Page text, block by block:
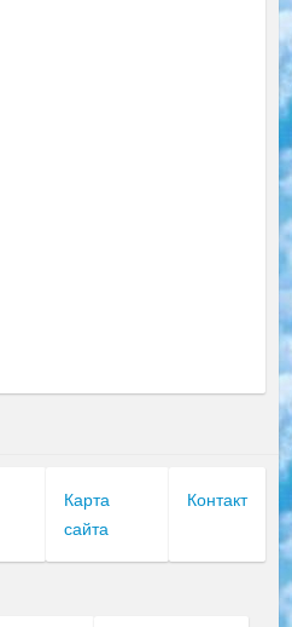
Карта
сайта
Контакт